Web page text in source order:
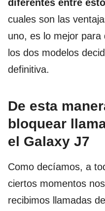
diferentes entre
cuales son las
uno, es lo mejor
los dos modelos
definitiva.
De esta
bloquear
el Galaxy J7
Como decíamos, a
ciertos momentos
recibimos llamadas